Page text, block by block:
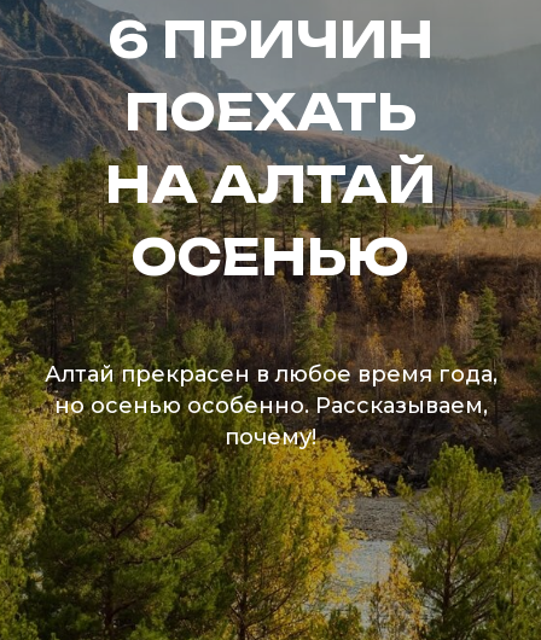
6 ПРИЧИН
ПОЕХАТЬ
НА АЛТАЙ
ОСЕНЬЮ
Алтай прекрасен в любое время года,
но осенью особенно. Рассказываем,
почему!